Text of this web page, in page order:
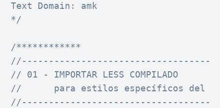
Text Domain: amk
*/
/************
// 01 - IMPORTAR LESS COMPILADO
//      para estilos específicos del